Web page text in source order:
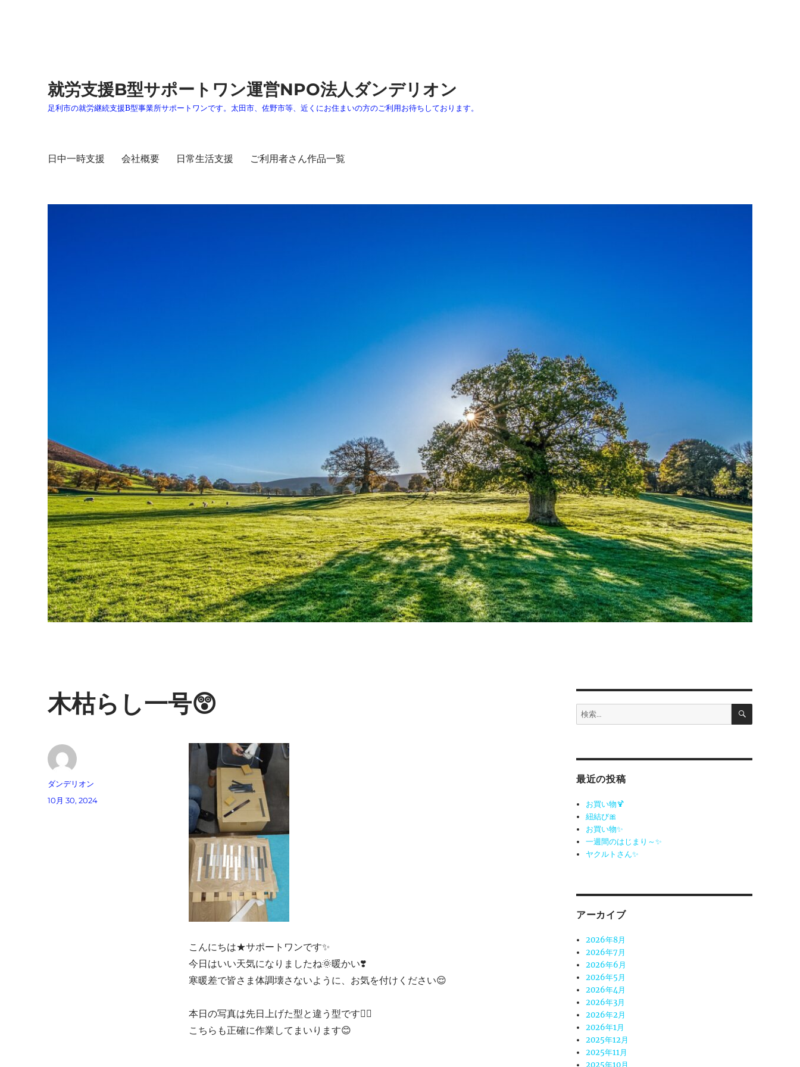
就労支援B型サポートワン運営NPO法人ダンデリオン
足利市の就労継続支援B型事業所サポートワンです。太田市、佐野市等、近くにお住まいの方のご利用お待ちしております。
日中一時支援 会社概要 日常生活支援 ご利用者さん作品一覧
木枯らし一号😲
こんにちは★サポートワンです✨
今日はいい天気になりましたね🌞暖かい❣️
寒暖差で皆さま体調壊さないように、お気を付けください😌
本日の写真は先日上げた型と違う型です✌🏼
こちらも正確に作業してまいります😊
投
稿
ダンデリオン
投
10月 30, 2024
検
索:
検
最近の投稿
お買い物🍹
紐結び🎀
お買い物✨
一週間のはじまり～✨
ヤクルトさん✨
アーカイブ
2026年8月
2026年7月
2026年6月
2026年5月
2026年4月
2026年3月
2026年2月
2026年1月
2025年12月
2025年11月